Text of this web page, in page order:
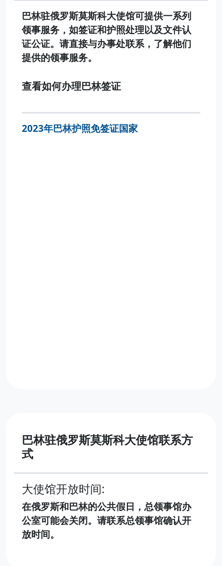
巴林驻俄罗斯莫斯科大使馆可提供一系列
领事服务，如签证和护照处理以及文件认
证公证。请直接与办事处联系，了解他们
提供的领事服务。
查看如何办理巴林签证
2023年巴林护照免签证国家
巴林驻俄罗斯莫斯科大使馆联系方
式
大使馆开放时间:
在俄罗斯和巴林的公共假日，总领事馆办
公室可能会关闭。请联系总领事馆确认开
放时间。